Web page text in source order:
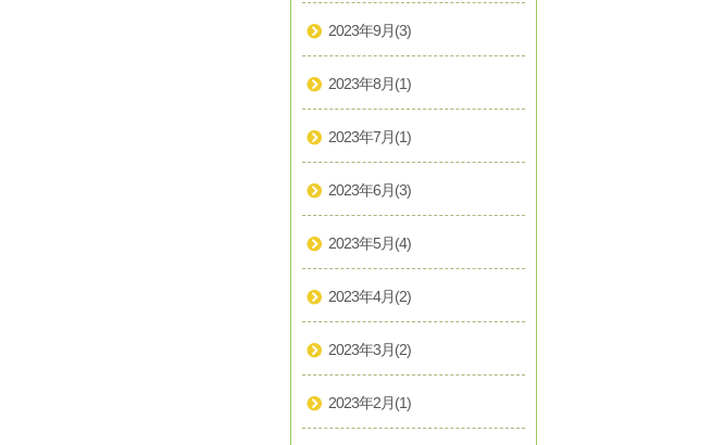
2023年9月(3)
2023年8月(1)
2023年7月(1)
2023年6月(3)
2023年5月(4)
2023年4月(2)
2023年3月(2)
2023年2月(1)